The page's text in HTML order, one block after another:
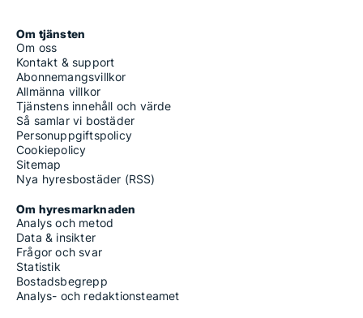
Om tjänsten
Om oss
Kontakt & support
Abonnemangsvillkor
Allmänna villkor
Tjänstens innehåll och värde
Så samlar vi bostäder
Personuppgiftspolicy
Cookiepolicy
Sitemap
Nya hyresbostäder (RSS)
Om hyresmarknaden
Analys och metod
Data & insikter
Frågor och svar
Statistik
Bostadsbegrepp
Analys- och redaktionsteamet